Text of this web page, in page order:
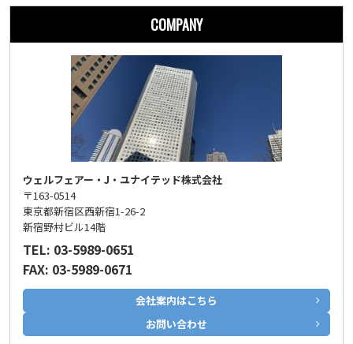
COMPANY
ウェルフェアー・J・ユナイテッド株式会社
〒163-0514
東京都新宿区西新宿1-26-2
新宿野村ビル14階
TEL: 03-5989-0651
FAX: 03-5989-0671
会社案内はこちら
お問い合わせ